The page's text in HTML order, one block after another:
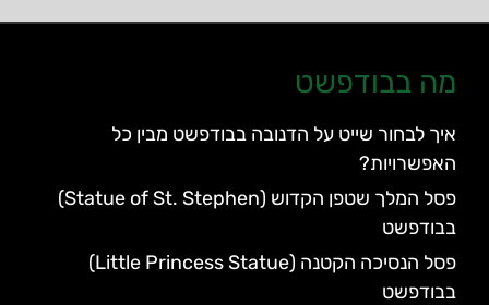
מה בבודפשט
איך לבחור שייט על הדנובה בבודפשט מבין כל
האפשרויות?
פסל המלך שטפן הקדוש (Statue of St. Stephen)
בבודפשט
פסל הנסיכה הקטנה (Little Princess Statue)
בבודפשט